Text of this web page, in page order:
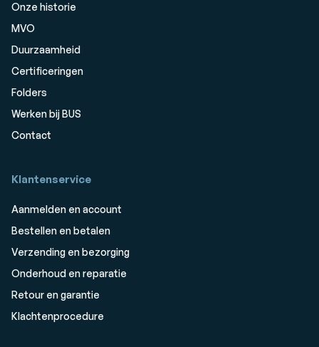
Onze historie
MVO
Duurzaamheid
Certificeringen
Folders
Werken bij BUS
Contact
Klantenservice
Aanmelden en account
Bestellen en betalen
Verzending en bezorging
Onderhoud en reparatie
Retour en garantie
Klachtenprocedure